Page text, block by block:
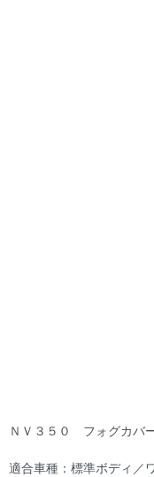
ＮＶ３５０ フォグカバ
適合車種：標準ボディ